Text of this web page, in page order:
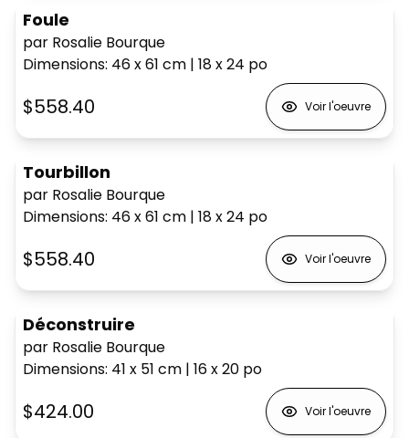
Foule
par Rosalie Bourque
Dimensions: 46 x 61 cm | 18 x 24 po
$558.40 Voir l'oeuvre
Tourbillon
par Rosalie Bourque
Dimensions: 46 x 61 cm | 18 x 24 po
$558.40 Voir l'oeuvre
Déconstruire
par Rosalie Bourque
Dimensions: 41 x 51 cm | 16 x 20 po
$424.00 Voir l'oeuvre